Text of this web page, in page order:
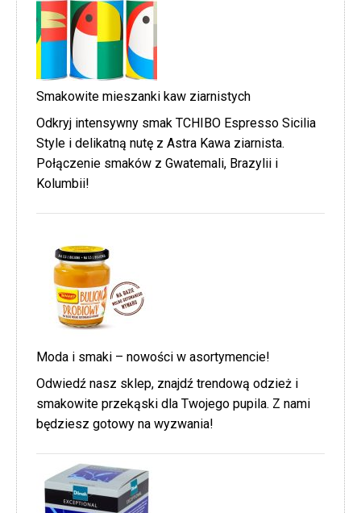
Smakowite mieszanki kaw ziarnistych
Odkryj intensywny smak TCHIBO Espresso Sicilia
Style i delikatną nutę z Astra Kawa ziarnista.
Połączenie smaków z Gwatemali, Brazylii i
Kolumbii!
Moda i smaki – nowości w asortymencie!
Odwiedź nasz sklep, znajdź trendową odzież i
smakowite przekąski dla Twojego pupila. Z nami
będziesz gotowy na wyzwania!